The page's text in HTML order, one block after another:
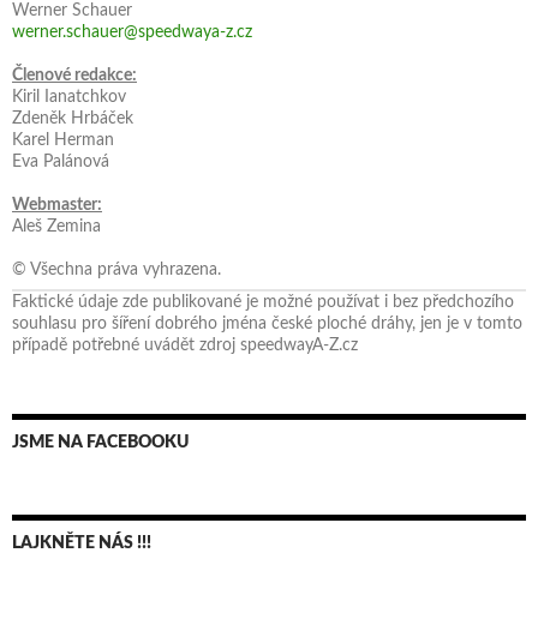
Werner Schauer
werner.schauer@speedwaya-z.cz
Členové redakce:
Kiril Ianatchkov
Zdeněk Hrbáček
Karel Herman
Eva Palánová
Webmaster:
Aleš Zemina
© Všechna práva vyhrazena.
Faktické údaje zde publikované je možné používat i bez předchozího
souhlasu pro šíření dobrého jména české ploché dráhy, jen je v tomto
případě potřebné uvádět zdroj speedwayA-Z.cz
JSME NA FACEBOOKU
LAJKNĚTE NÁS !!!